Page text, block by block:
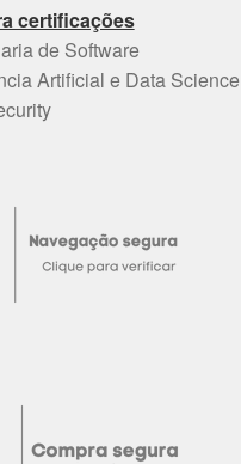
certificações
de Software
Artificial e Data Science